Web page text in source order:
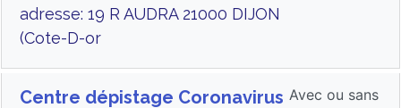
adresse: 19 R AUDRA 21000 DIJON
(Cote-D-or
Centre dépistage Coronavirus Avec ou sans